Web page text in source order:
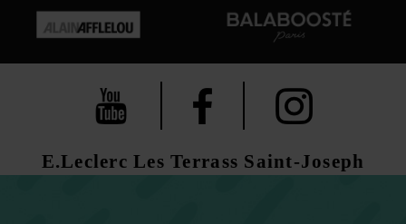
E.Leclerc Les Terrass Saint-Joseph